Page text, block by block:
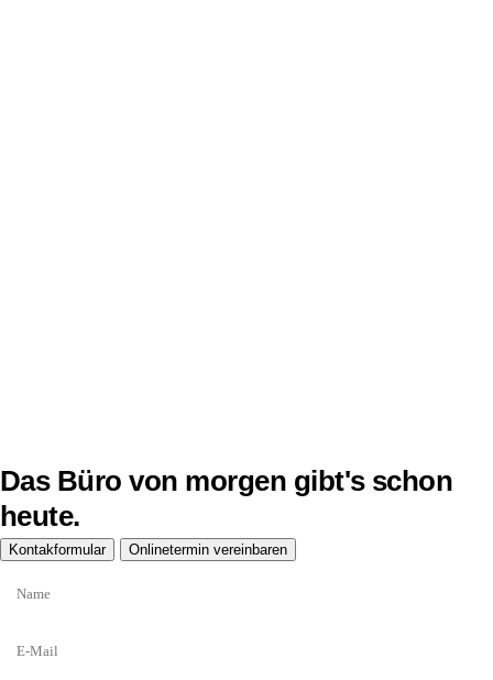
Das Büro von morgen gibt's schon
heute.
Kontakformular Onlinetermin vereinbaren